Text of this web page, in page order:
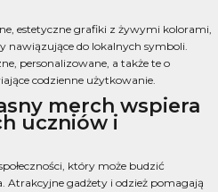
estetyczne grafiki z żywymi kolorami,
nawiązujące do lokalnych symboli.
personalizowane, a także te o
codzienne użytkowanie.
merch wspiera
uczniów i
który może budzić
Atrakcyjne gadżety i odzież pomagają